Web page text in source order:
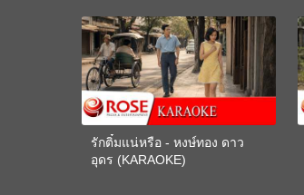
รักติ๋มแน่หรือ - หงษ์ทอง ดาว
อุดร (KARAOKE)